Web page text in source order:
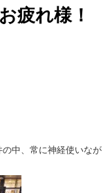
疲れ様！
中、常に神経使いな